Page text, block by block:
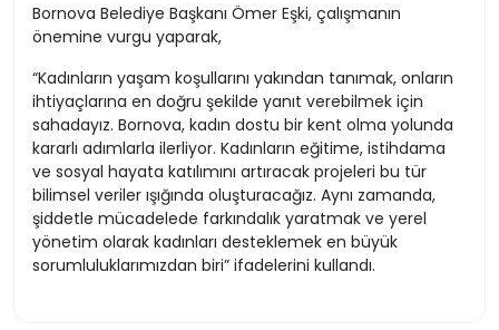
Bornova Belediye Başkanı Ömer Eşki, çalışmanın
önemine vurgu yaparak,
“Kadınların yaşam koşullarını yakından tanımak, onların
ihtiyaçlarına en doğru şekilde yanıt verebilmek için
sahadayız. Bornova, kadın dostu bir kent olma yolunda
kararlı adımlarla ilerliyor. Kadınların eğitime, istihdama
ve sosyal hayata katılımını artıracak projeleri bu tür
bilimsel veriler ışığında oluşturacağız. Aynı zamanda,
şiddetle mücadelede farkındalık yaratmak ve yerel
yönetim olarak kadınları desteklemek en büyük
sorumluluklarımızdan biri” ifadelerini kullandı.